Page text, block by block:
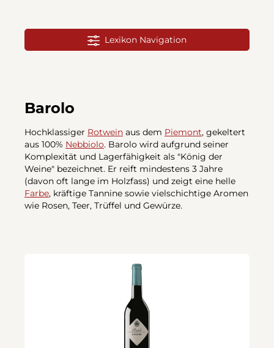
Lexikon Navigation
Barolo
Hochklassiger Rotwein aus dem Piemont, gekeltert
aus 100% Nebbiolo. Barolo wird aufgrund seiner
Komplexität und Lagerfähigkeit als "König der
Weine" bezeichnet. Er reift mindestens 3 Jahre
(davon oft lange im Holzfass) und zeigt eine helle
Farbe, kräftige Tannine sowie vielschichtige Aromen
wie Rosen, Teer, Trüffel und Gewürze.